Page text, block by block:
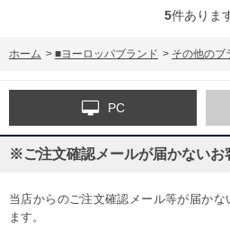
5件ありま
ホーム > ■ヨーロッパブランド > その他のブ
PC
※ご注文確認メールが届かないお
当店からのご注文確認メール等が届か
ます。